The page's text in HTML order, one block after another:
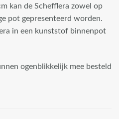
kan de Schefflera zowel op
pot gepresenteerd worden.
in een kunststof binnenpot
ogenblikkelijk mee besteld